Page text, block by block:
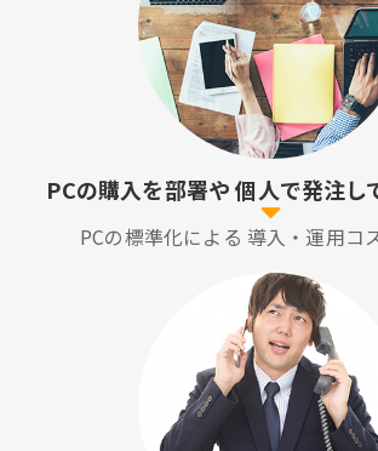
PCの購入を部署や個人で発注し
PCの標準化による 導入・運用コ